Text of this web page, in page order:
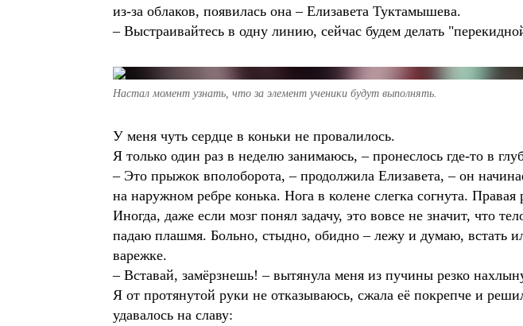
из-за облаков, появилась она – Елизавета Туктамышева.
– Выстраивайтесь в одну линию, сейчас будем делать
Настал момент узнать, что за элемент ученики будут выполнять.
У меня чуть сердце в коньки не провалилось.
Я только один раз в неделю занимаюсь, – пронеслось где-то в
– Это прыжок вполоборота, – продолжила Елизавета, – он
на наружном ребре конька. Нога в колене слегка согнута.
Иногда, даже если мозг понял задачу, это вовсе не значит, что
падаю плашмя. Больно, стыдно, обидно – лежу и думаю, встать
варежке.
– Вставай, замёрзнешь! – вытянула меня из пучины резко
Я от протянутой руки не отказываюсь, сжала её покрепче и
удавалось на славу: